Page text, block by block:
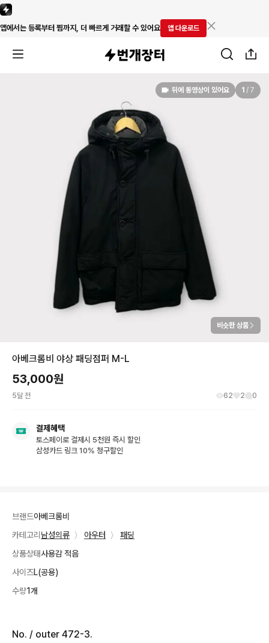
앱에서는 등록부터 찜까지, 더 빠르게 거래할 수 있어요 앱 다운로드
뒤에 동영상이 있어요 1 / 7
비슷한 상품
아베크롬비 야상 패딩점퍼 M-L
53,000원
5달 전 62 2 0
결제혜택
토스페이로 결제시 5천원 즉시 할인
삼성카드 링크 10% 청구할인
브랜드아베크롬비
카테고리 남성의류 〉 아우터 〉
패딩
상품상태사용감 적음
사이즈L(공용)
수량1개
No. / outer 472-3.